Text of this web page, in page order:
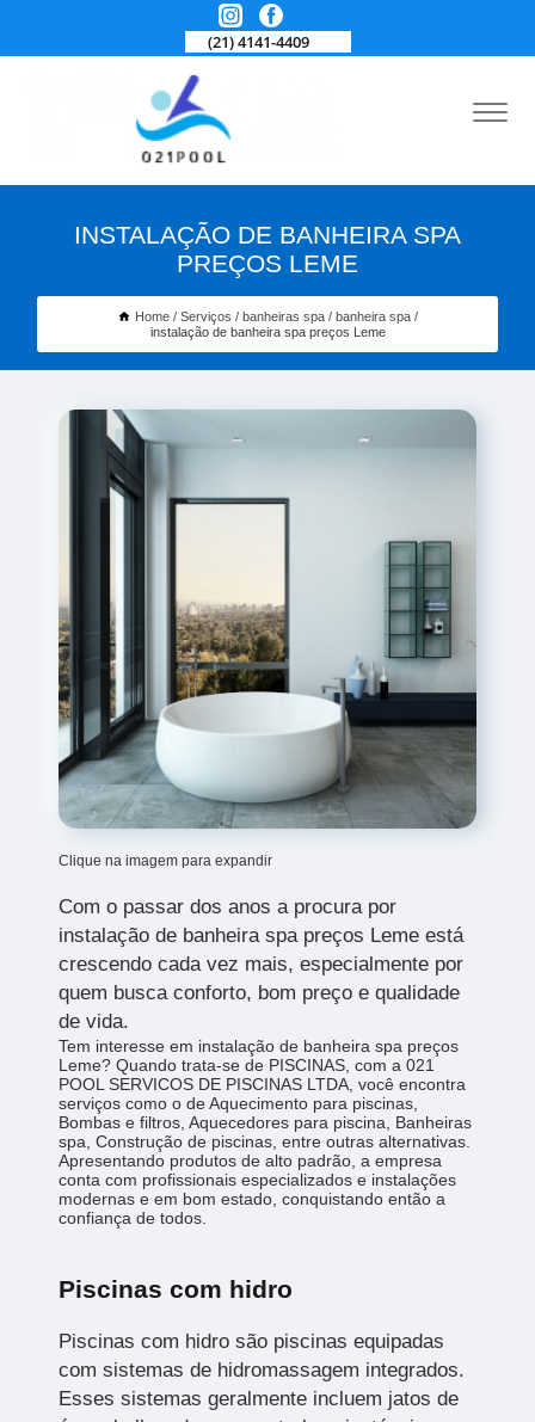
(21) 4141-4409
INSTALAÇÃO DE BANHEIRA SPA
PREÇOS LEME
Home Serviços banheiras spa
banheira spa
instalação de banheira spa preços Leme
Clique na imagem para expandir
Com o passar dos anos a procura por
instalação de banheira spa preços Leme está
crescendo cada vez mais, especialmente por
quem busca conforto, bom preço e qualidade
de vida.
Tem interesse em instalação de banheira spa preços
Leme? Quando trata-se de PISCINAS, com a 021
POOL SERVICOS DE PISCINAS LTDA, você encontra
serviços como o de Aquecimento para piscinas,
Bombas e filtros, Aquecedores para piscina, Banheiras
spa, Construção de piscinas, entre outras alternativas.
Apresentando produtos de alto padrão, a empresa
conta com profissionais especializados e instalações
modernas e em bom estado, conquistando então a
confiança de todos.
Piscinas com hidro
Piscinas com hidro são piscinas equipadas
com sistemas de hidromassagem integrados.
Esses sistemas geralmente incluem jatos de